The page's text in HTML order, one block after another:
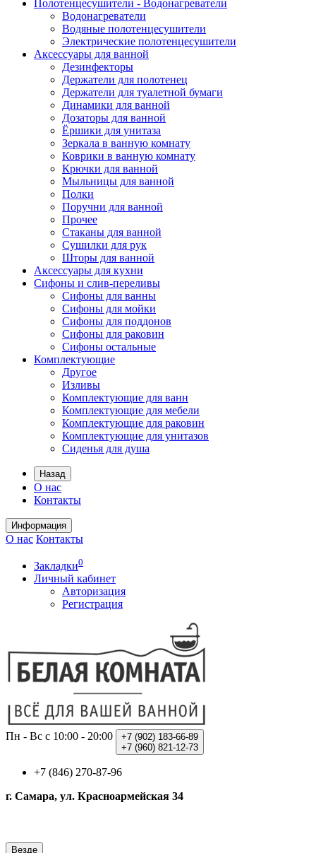
Полотенцесушители - Водонагреватели
Водонагреватели
Водяные полотенцесушители
Электрические полотенцесушители
Аксессуары для ванной
Дезинфекторы
Держатели для полотенец
Держатели для туалетной бумаги
Динамики для ванной
Дозаторы для ванной
Ёршики для унитаза
Зеркала в ванную комнату
Коврики в ванную комнату
Крючки для ванной
Мыльницы для ванной
Полки
Поручни для ванной
Прочее
Стаканы для ванной
Сушилки для рук
Шторы для ванной
Аксессуары для кухни
Сифоны и слив-переливы
Сифоны для ванны
Сифоны для мойки
Сифоны для поддонов
Сифоны для раковин
Сифоны остальные
Комплектующие
Другое
Изливы
Комплектующие для ванн
Комплектующие для мебели
Комплектующие для раковин
Комплектующие для унитазов
Сиденья для душа
Назад
О нас
Контакты
Информация
О нас Контакты
Закладки0
Личный кабинет
Авторизация
Регистрация
Пн - Вс с 10:00 - 20:00 +7 (902) 183-66-89
+7 (960) 821-12-73
+7 (846) 270-87-96
г. Самара, ул. Красноармейская 34
Везде